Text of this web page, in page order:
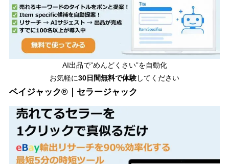
AI出品で”めんどくさい”を自動化
お気軽に30日間無料で体験してください
ベイジャック®｜セラージャック